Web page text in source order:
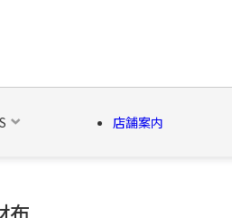
店舗案内
品
布